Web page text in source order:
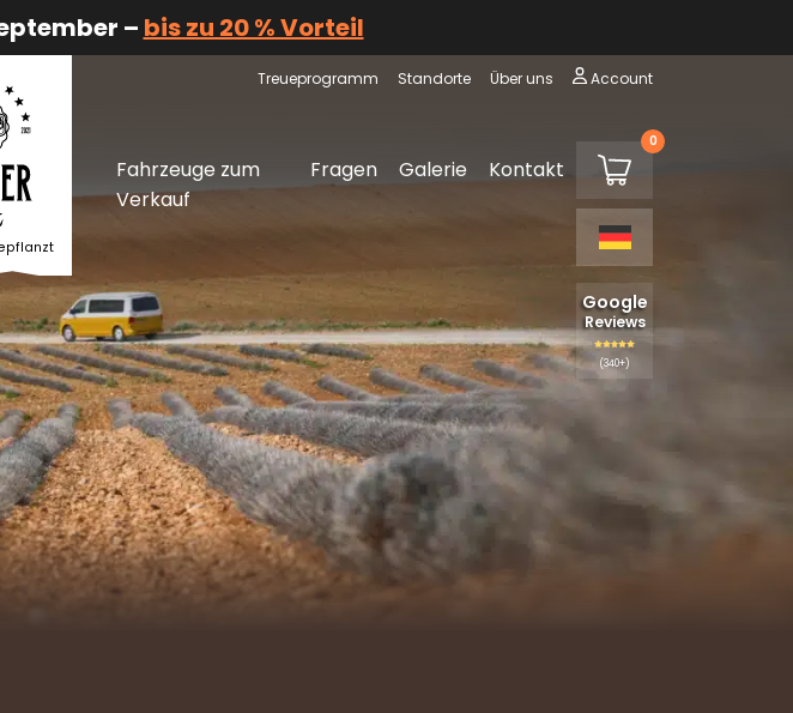
– bis zu 20 % Vorteil
Treueprogramm Standorte Über uns Account
Camper Rent
Fahrzeuge zum
Verkauf
Fragen Galerie
Kontakt
Warenkorb
€0,00 0
Google
Reviews
(340+)